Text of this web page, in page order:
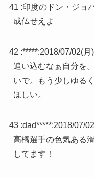
41 :印度のドン・ジョ
成仏せえよ
42 :*****:2018/07/02(月
追い込むなぁ自分を
いで。もう少しゆる
ほしい。
43 :dad*****:2018/07/
高橋選手の色気ある
してます！